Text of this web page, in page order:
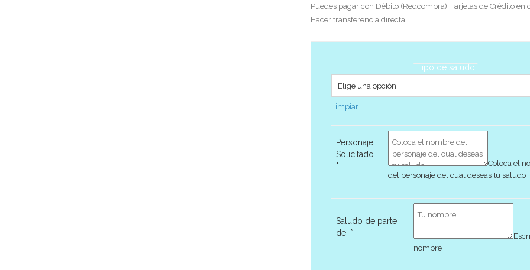
Puedes pagar con Débito (Redcompra). Tarjetas de Crédito en
Hacer transferencia directa
Tipo de saludo
Limpiar
Personaje
Solicitado
*
Coloca el
del personaje del cual deseas tu saludo
Saludo de parte
de: *
nombre